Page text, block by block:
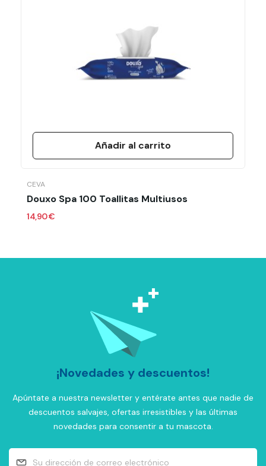
30 Perlas
Añadir al carrito
CEVA
Douxo Spa 100 Toallitas Multiusos
14,90 €
¡Novedades y descuentos!
Apúntate a nuestra newsletter y entérate antes que nadie de
descuentos salvajes, ofertas irresistibles y las últimas
novedades para consentir a tu mascota.